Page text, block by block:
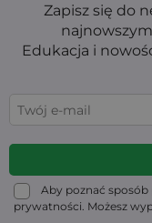
Zapisz się do
Edukacja i
Aby poznać sposób
prywatności. Możesz